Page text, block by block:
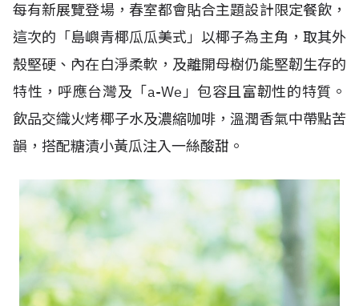
每有新展覽登場，春室都會貼合主題設計限定餐飲，
這次的「島嶼青椰瓜瓜美式」以椰子為主角，取其外
殼堅硬、內在白淨柔軟，及離開母樹仍能堅韌生存的
特性，呼應台灣及「a-We」包容且富韌性的特質。
飲品交織火烤椰子水及濃縮咖啡，溫潤香氣中帶點苦
韻，搭配糖漬小黃瓜注入一絲酸甜。